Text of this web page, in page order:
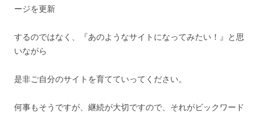
ージを更新
するのではなく、『あのようなサイトになってみたい！』と思
いながら
是非ご自分のサイトを育てていってください。
何事もそうですが、継続が大切ですので、それがビックワード